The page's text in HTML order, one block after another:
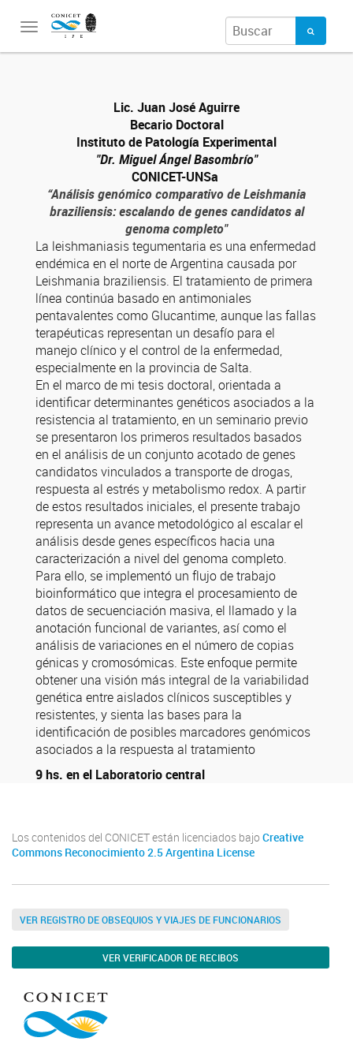
Toggle
Lic. Juan José Aguirre
Becario Doctoral
Instituto de Patología Experimental
"Dr. Miguel Ángel Basombrío"
CONICET-UNSa
“Análisis genómico comparativo de Leishmania
braziliensis: escalando de genes candidatos al
genoma completo"
La leishmaniasis tegumentaria es una enfermedad
endémica en el norte de Argentina causada por
Leishmania braziliensis. El tratamiento de primera
línea continúa basado en antimoniales
pentavalentes como Glucantime, aunque las fallas
terapéuticas representan un desafío para el
manejo clínico y el control de la enfermedad,
especialmente en la provincia de Salta.
En el marco de mi tesis doctoral, orientada a
identificar determinantes genéticos asociados a la
resistencia al tratamiento, en un seminario previo
se presentaron los primeros resultados basados
en el análisis de un conjunto acotado de genes
candidatos vinculados a transporte de drogas,
respuesta al estrés y metabolismo redox. A partir
de estos resultados iniciales, el presente trabajo
representa un avance metodológico al escalar el
análisis desde genes específicos hacia una
caracterización a nivel del genoma completo.
Para ello, se implementó un flujo de trabajo
bioinformático que integra el procesamiento de
datos de secuenciación masiva, el llamado y la
anotación funcional de variantes, así como el
análisis de variaciones en el número de copias
génicas y cromosómicas. Este enfoque permite
obtener una visión más integral de la variabilidad
genética entre aislados clínicos susceptibles y
resistentes, y sienta las bases para la
identificación de posibles marcadores genómicos
asociados a la respuesta al tratamiento
9 hs. en el Laboratorio central
Los contenidos del CONICET están licenciados bajo Creative
Commons Reconocimiento 2.5 Argentina License
VER REGISTRO DE OBSEQUIOS Y VIAJES DE FUNCIONARIOS
VER VERIFICADOR DE RECIBOS